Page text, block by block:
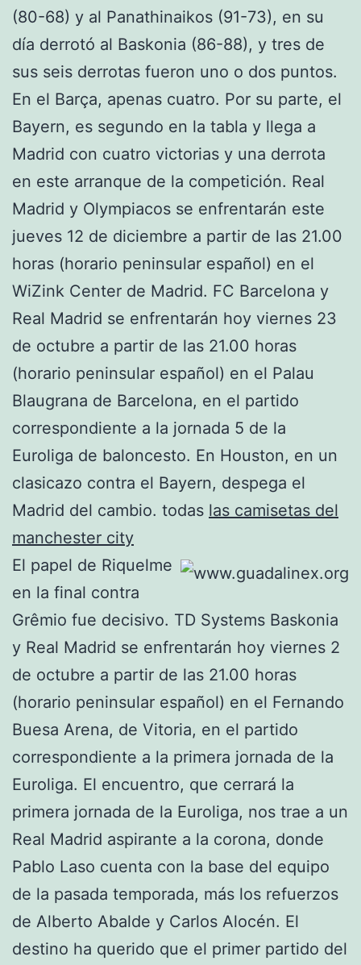
(80-68) y al Panathinaikos (91-73), en su
día derrotó al Baskonia (86-88), y tres de
sus seis derrotas fueron uno o dos puntos.
En el Barça, apenas cuatro. Por su parte, el
Bayern, es segundo en la tabla y llega a
Madrid con cuatro victorias y una derrota
en este arranque de la competición. Real
Madrid y Olympiacos se enfrentarán este
jueves 12 de diciembre a partir de las 21.00
horas (horario peninsular español) en el
WiZink Center de Madrid. FC Barcelona y
Real Madrid se enfrentarán hoy viernes 23
de octubre a partir de las 21.00 horas
(horario peninsular español) en el Palau
Blaugrana de Barcelona, en el partido
correspondiente a la jornada 5 de la
Euroliga de baloncesto. En Houston, en un
clasicazo contra el Bayern, despega el
Madrid del cambio. todas las camisetas del
manchester city
El papel de Riquelme
en la final contra
Grêmio fue decisivo. TD Systems Baskonia
y Real Madrid se enfrentarán hoy viernes 2
de octubre a partir de las 21.00 horas
(horario peninsular español) en el Fernando
Buesa Arena, de Vitoria, en el partido
correspondiente a la primera jornada de la
Euroliga. El encuentro, que cerrará la
primera jornada de la Euroliga, nos trae a un
Real Madrid aspirante a la corona, donde
Pablo Laso cuenta con la base del equipo
de la pasada temporada, más los refuerzos
de Alberto Abalde y Carlos Alocén. El
destino ha querido que el primer partido del